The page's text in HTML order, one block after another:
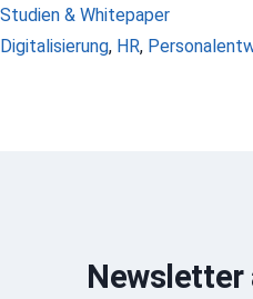
Kategorien
Studien & Whitepaper
Schlagwörter
Digitalisierung, HR,
Newsletter